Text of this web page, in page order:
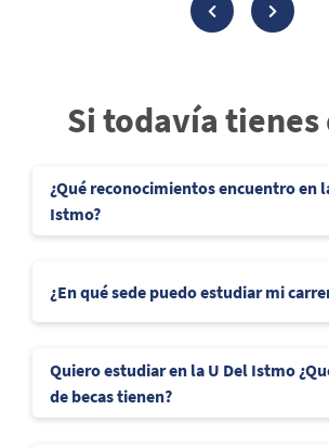
Si todavía tienes
¿Qué reconocimientos encuentro en
Istmo?
¿En qué sede puedo estudiar mi
Quiero estudiar en la U Del Istmo
de becas tienen?